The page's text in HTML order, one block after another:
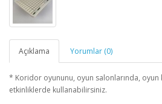
Açıklama Yorumlar (0)
* Koridor oyununu, oyun salonlarında, oyun
etkinliklerde kullanabilirsiniz.